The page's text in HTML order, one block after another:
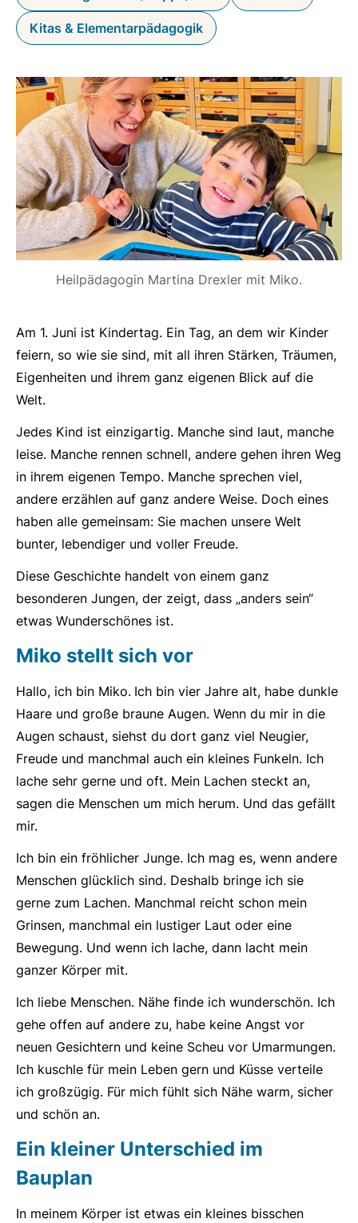
Kitas & Elementarpädagogik
Heilpädagogin Martina Drexler mit Miko.
Am 1. Juni ist Kindertag. Ein Tag, an dem wir Kinder
feiern, so wie sie sind, mit all ihren Stärken, Träumen,
Eigenheiten und ihrem ganz eigenen Blick auf die
Welt.
Jedes Kind ist einzigartig. Manche sind laut, manche
leise. Manche rennen schnell, andere gehen ihren Weg
in ihrem eigenen Tempo. Manche sprechen viel,
andere erzählen auf ganz andere Weise. Doch eines
haben alle gemeinsam: Sie machen unsere Welt
bunter, lebendiger und voller Freude.
Diese Geschichte handelt von einem ganz
besonderen Jungen, der zeigt, dass „anders sein“
etwas Wunderschönes ist.
Miko stellt sich vor
Hallo, ich bin Miko. Ich bin vier Jahre alt, habe dunkle
Haare und große braune Augen. Wenn du mir in die
Augen schaust, siehst du dort ganz viel Neugier,
Freude und manchmal auch ein kleines Funkeln. Ich
lache sehr gerne und oft. Mein Lachen steckt an,
sagen die Menschen um mich herum. Und das gefällt
mir.
Ich bin ein fröhlicher Junge. Ich mag es, wenn andere
Menschen glücklich sind. Deshalb bringe ich sie
gerne zum Lachen. Manchmal reicht schon mein
Grinsen, manchmal ein lustiger Laut oder eine
Bewegung. Und wenn ich lache, dann lacht mein
ganzer Körper mit.
Ich liebe Menschen. Nähe finde ich wunderschön. Ich
gehe offen auf andere zu, habe keine Angst vor
neuen Gesichtern und keine Scheu vor Umarmungen.
Ich kuschle für mein Leben gern und Küsse verteile
ich großzügig. Für mich fühlt sich Nähe warm, sicher
und schön an.
Ein kleiner Unterschied im
Bauplan
In meinem Körper ist etwas ein kleines bisschen